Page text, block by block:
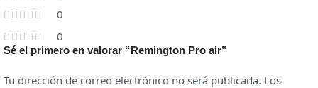
0
0
Sé el primero en valorar “Remington Pro air”
Tu dirección de correo electrónico no será publicada. Los